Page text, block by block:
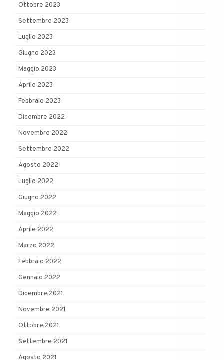
Ottobre 2023
Settembre 2023
Luglio 2023
Giugno 2023
Maggio 2023
Aprile 2023
Febbraio 2023
Dicembre 2022
Novembre 2022
Settembre 2022
Agosto 2022
Luglio 2022
Giugno 2022
Maggio 2022
Aprile 2022
Marzo 2022
Febbraio 2022
Gennaio 2022
Dicembre 2021
Novembre 2021
Ottobre 2021
Settembre 2021
Agosto 2021